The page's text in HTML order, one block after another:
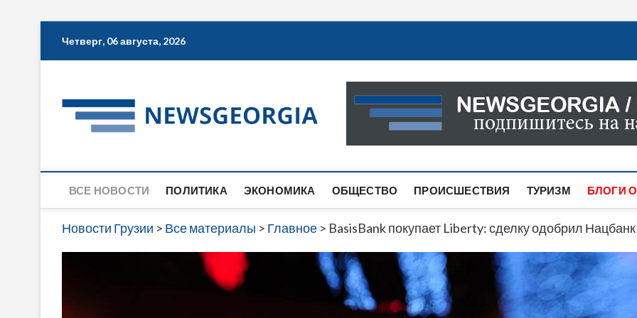
Четверг, 06 августа, 2026
Новости Грузии
САМАЯ АКТУАЛЬНАЯ ИНФОРМАЦИЯ О СОБЫТИЯХ
САЙТЕ ВЫ НАЙДЕТЕ НОВОСТИ ПОЛИТИКИ,
ВСЕ НОВОСТИ ПОЛИТИКА ЭКОНОМИКА ОБЩЕСТВО ПРОИСШЕСТВИЯ ТУРИЗМ БЛОГИ
Новости Грузии > Все материалы > Главное > BasisBank покупает Liberty: сделку одобрил Нацбанк